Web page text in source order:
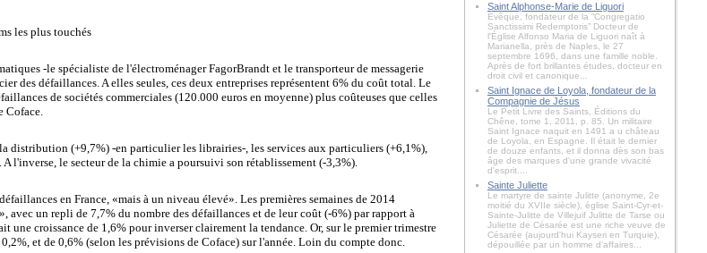
les plus touchés
-le spécialiste de l'électroménager FagorBrandt et le transporteur de messagerie
des défaillances. A elles seules, ces deux entreprises représentent 6% du coût total. Le
de sociétés commerciales (120.000 euros en moyenne) plus coûteuses que celles
Coface.
distribution (+9,7%) -en particulier les librairies-, les services aux particuliers (+6,1%),
l'inverse, le secteur de la chimie a poursuivi son rétablissement (-3,3%).
en France, «mais à un niveau élevé». Les premières semaines de 2014
avec un repli de 7,7% du nombre des défaillances et de leur coût (-6%) par rapport à
une croissance de 1,6% pour inverser clairement la tendance. Or, sur le premier trimestre
et de 0,6% (selon les prévisions de Coface) sur l'année. Loin du compte donc.
Saint Alphonse-Marie de Liguori
Évêque, fondateur de la “Congregatio
Sanctissimi Redemptoris” Docteur de
l'Église Alfonso Maria de Liguori naît à
Marianella, près de Naples, le 27
septembre 1696, dans une famille noble.
Après de fort brillantes études, docteur en
droit civil et canonique...
Saint Ignace de Loyola, fondateur de la
Compagnie de Jésus
Le Petit Livre des Saints, Éditions du
Chêne, tome 1, 2011, p. 85. Un militaire
Saint Ignace naquit en 1491 a u château
de Loyola, en Espagne. Il était le dernier
de douze enfants, et il donna dès son bas
âge des marques d'une grande vivacité
d'esprit....
Sainte Juliette
Le martyre de sainte Julitte (anonyme, 2e
moitié du XVIIe siècle), église Saint-Cyr-et-
Sainte-Julitte de Villejuif Julitte de Tarse ou
Juliette de Césarée est une riche veuve de
Césarée (aujourd'hui Kayseri en Turquie),
dépouillée par un homme d'affaires...